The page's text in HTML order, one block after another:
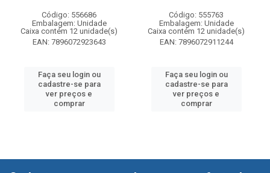
Código: 556686
Embalagem: Unidade
Caixa contém 12 unidade(s)
EAN: 7896072923643
Faça seu login ou
cadastre-se para
ver preços e
comprar
Código: 555763
Embalagem: Unidade
Caixa contém 12 unidade(s)
EAN: 7896072911244
Faça seu login ou
cadastre-se para
ver preços e
comprar